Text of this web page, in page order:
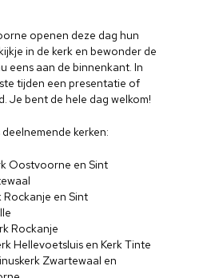
openen deze dag hun
in de kerk en bewonder de
eens aan de binnenkant. In
tijden een presentatie of
Je bent de hele dag welkom!
kerken:
Oostvoorne en Sint
Rockanje en Sint
Rockanje
Hellevoetsluis en Kerk Tinte
Zwartewaal en